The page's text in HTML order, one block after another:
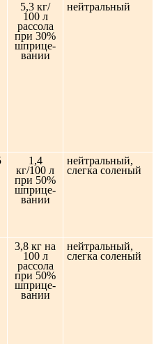
5,3 кг/
100 л
рассола
при 30%
шприце-
вании
нейтральный
1,4
кг/100 л
при 50%
шприце-
вании
нейтральный,
слегка соленый
3,8 кг на
100 л
рассола
при 50%
шприце-
вании
нейтральный,
слегка соленый